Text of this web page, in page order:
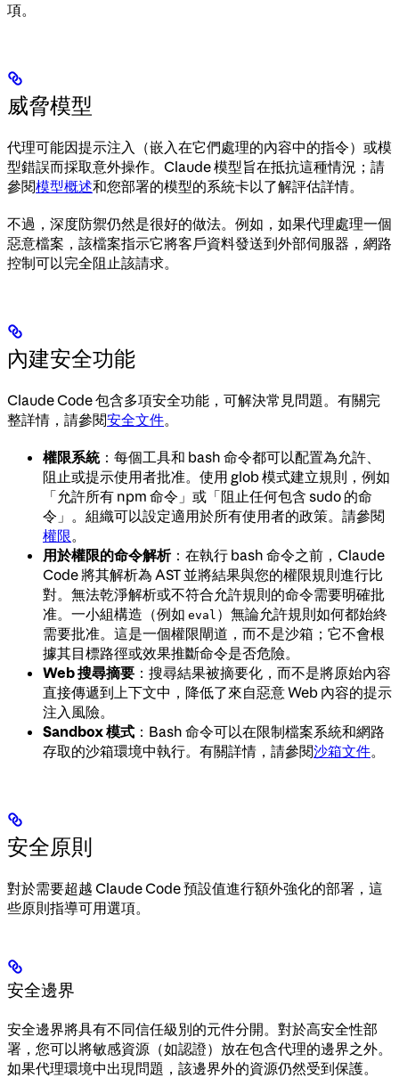
項。
威脅模型
代理可能因提示注入（嵌入在它們處理的內容中的指令）或模
型錯誤而採取意外操作。Claude 模型旨在抵抗這種情況；請
參閱模型概述和您部署的模型的系統卡以了解評估詳情。
不過，深度防禦仍然是很好的做法。例如，如果代理處理一個
惡意檔案，該檔案指示它將客戶資料發送到外部伺服器，網路
控制可以完全阻止該請求。
內建安全功能
Claude Code 包含多項安全功能，可解決常見問題。有關完
整詳情，請參閱安全文件。
權限系統：每個工具和 bash 命令都可以配置為允許、
阻止或提示使用者批准。使用 glob 模式建立規則，例如
「允許所有 npm 命令」或「阻止任何包含 sudo 的命
令」。組織可以設定適用於所有使用者的政策。請參閱
權限。
用於權限的命令解析：在執行 bash 命令之前，Claude
Code 將其解析為 AST 並將結果與您的權限規則進行比
對。無法乾淨解析或不符合允許規則的命令需要明確批
准。一小組構造（例如 eval ）無論允許規則如何都始終
需要批准。這是一個權限閘道，而不是沙箱；它不會根
據其目標路徑或效果推斷命令是否危險。
Web 搜尋摘要 ：搜尋結果被摘要化，而不是將原始內容
直接傳遞到上下文中，降低了來自惡意 Web 內容的提示
注入風險。
Sandbox 模式 ：Bash 命令可以在限制檔案系統和網路
存取的沙箱環境中執行。有關詳情，請參閱沙箱文件。
安全原則
對於需要超越 Claude Code 預設值進行額外強化的部署，這
些原則指導可用選項。
安全邊界
安全邊界將具有不同信任級別的元件分開。對於高安全性部
署，您可以將敏感資源（如認證）放在包含代理的邊界之外。
如果代理環境中出現問題，該邊界外的資源仍然受到保護。